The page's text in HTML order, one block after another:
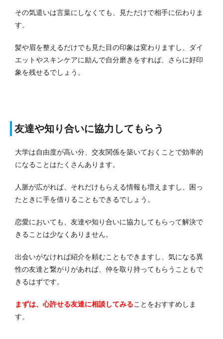
その気遣いは言葉にしなくても、見ただけで相手に伝わりま
す。
髪や眉を整えるだけでも見た目の印象は変わりますし、ダイ
エットやスキンケアに励んで自分磨きをすれば、さらに好印
象を残せるでしょう。
友達や知り合いに協力してもらう
大学は自由度が高い分、交友関係を築いておくことで効率的
になることはたくさんあります。
人脈が広がれば、それだけもらえる情報も増えますし、困っ
たときに手を借りることもできるでしょう。
恋愛においても、友達や知り合いに協力してもらって解決で
きることは少なくありません。
出会いがなければ紹介を頼むこともできますし、気になる異
性の友達と繋がりがあれば、仲を取り持ってもらうこともで
きるはずです。
まずは、心許せる友達に相談してみることをおすすめしま
す。